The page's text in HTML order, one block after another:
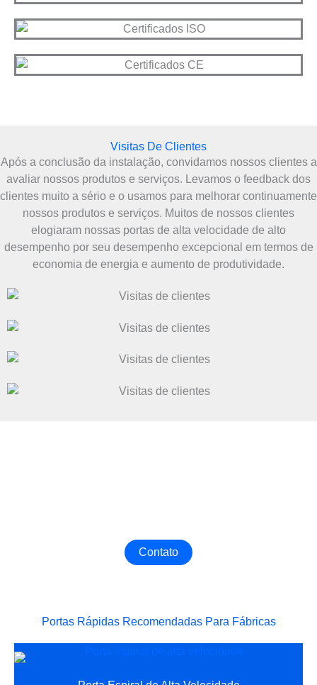
Visitas De Clientes
Após a conclusão da instalação, convidamos nossos clientes a
avaliar nossos produtos e serviços. Levamos o feedback dos
clientes muito a sério e o usamos para melhorar continuamente
nossos produtos e serviços. Muitos de nossos clientes
elogiaram nossas portas de alta velocidade de alto
desempenho por seu desempenho excepcional em termos de
economia de energia e aumento de produtividade.
Contato
Portas Rápidas Recomendadas Para Fábricas